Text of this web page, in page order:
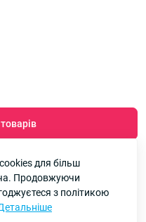
оптом © 2026
для більш
Продовжуючи
з політикою